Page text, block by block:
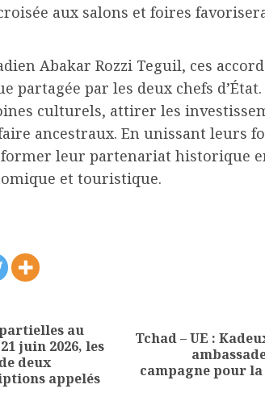
aux salons et foires
Abakar Rozzi Teguil, ces
partagée par les deux chefs
culturels, attirer les
ancestraux. En unissant leurs
leur partenariat historique
et touristique.
post:
au
juin 2026, les
deux
appelés
Next
post:
Tchad – UE :
campagne pour la